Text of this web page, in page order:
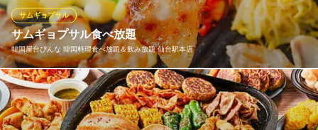
プラン】は120分飲み放題75種食べ放題とと～っても嬉しい内容♪
EBeanS sour＆beer garden（サワー＆ビアガーデン）202
6
駅からすぐビアガーデン
ＪＲ仙台駅 徒歩2分
宮城県仙台市青葉区中央4-1-1 仙台駅前E BeanS4F
サムギョプサル食べ放題
韓国屋台ぴんな 韓国料理食べ放題＆飲み放題 仙台駅本店
サムギョプサル
【美味い韓国サムギョプサル90分食べ放題1780円！】サンチュ×
豚バラにパジョリ.フライドニンニク.特製辛味噌などを巻いて食べ
る美味しい韓国サムギョプサル♪焼いた時の豚の油でキムチ.ナム